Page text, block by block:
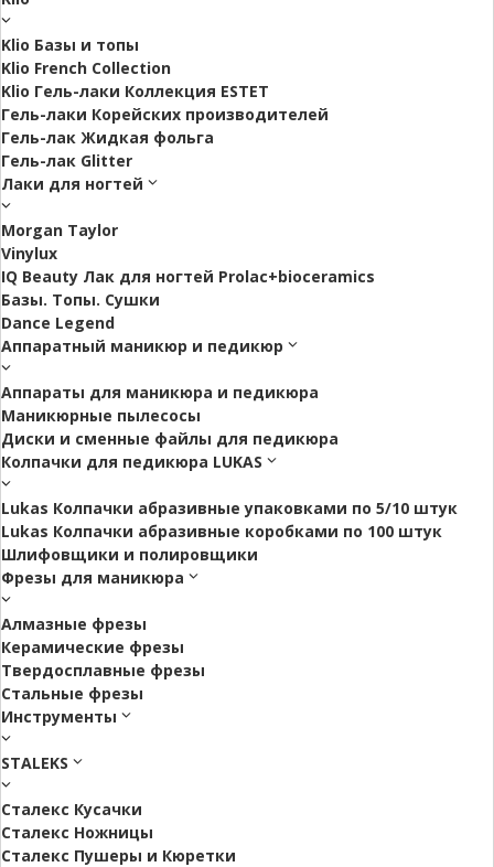
Klio Базы и топы
Klio French Collection
Klio Гель-лаки Коллекция ESTET
Гель-лаки Корейских производителей
Гель-лак Жидкая фольга
Гель-лак Glitter
Лаки для ногтей
Morgan Taylor
Vinylux
IQ Beauty Лак для ногтей Prolac+bioceramics
Базы. Топы. Сушки
Dance Legend
Аппаратный маникюр и педикюр
Аппараты для маникюра и педикюра
Маникюрные пылесосы
Диски и сменные файлы для педикюра
Колпачки для педикюра LUKAS
Lukas Колпачки абразивные упаковками по 5/10 штук
Lukas Колпачки абразивные коробками по 100 штук
Шлифовщики и полировщики
Фрезы для маникюра
Алмазные фрезы
Керамические фрезы
Твердосплавные фрезы
Стальные фрезы
Инструменты
STALEKS
Сталекс Кусачки
Сталекс Ножницы
Сталекс Пушеры и Кюретки